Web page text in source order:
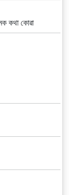
কথা কোৱা